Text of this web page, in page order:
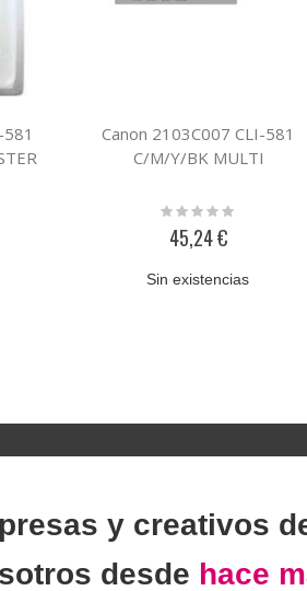
Canon 2103C007 CLI-581
C/M/Y/BK MULTI
Rating:
45,24 €
Sin existencias
y creativos
desde hace